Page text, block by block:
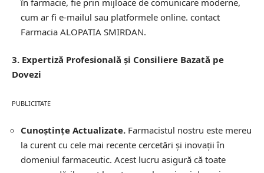
cum ar fi e-mailul sau platformele online. contact
Farmacia ALOPATIA SMIRDAN.
3. Expertiză Profesională și Consiliere Bazată pe
Dovezi
PUBLICITATE
Cunoștințe Actualizate. Farmacistul nostru este mereu
la curent cu cele mai recente cercetări și inovații în
domeniul farmaceutic. Acest lucru asigură că toate